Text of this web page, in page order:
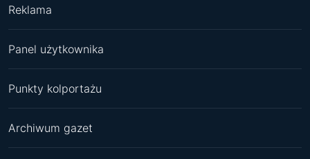
Reklama
Panel użytkownika
Punkty kolportażu
Archiwum gazet